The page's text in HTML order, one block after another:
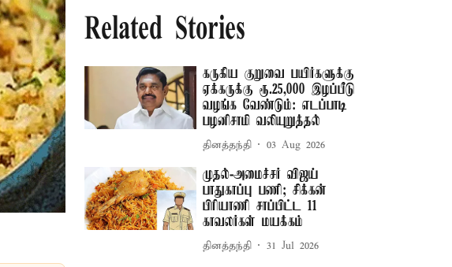
Related Stories
கருகிய குறுவை பயிர்களுக்கு
ஏக்கருக்கு ரூ.25,000 இழப்பீடு
வழங்க வேண்டும்: எடப்பாடி
பழனிசாமி வலியுறுத்தல்
தினத்தந்தி 03 Aug 2026
முதல்-அமைச்சர் விஜய்
பாதுகாப்பு பணி; சிக்கன்
பிரியாணி சாப்பிட்ட 11
காவலர்கள் மயக்கம்
தினத்தந்தி 31 Jul 2026